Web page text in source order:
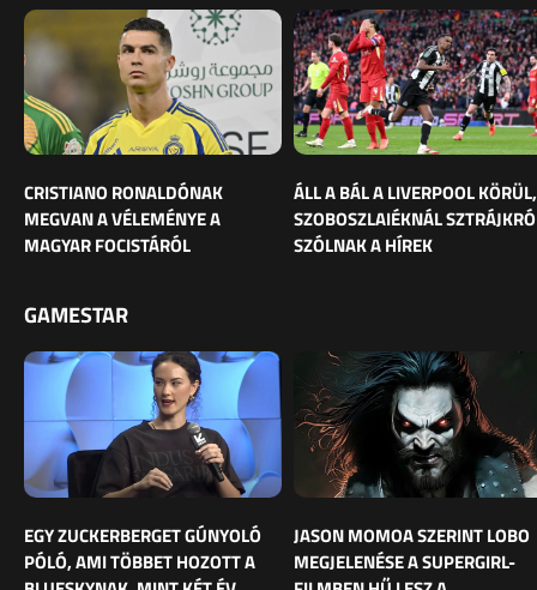
CRISTIANO RONALDÓNAK
MEGVAN A VÉLEMÉNYE A
MAGYAR FOCISTÁRÓL
ÁLL A BÁL A LIVERPOOL KÖRÜL,
SZOBOSZLAIÉKNÁL
SZÓLNAK A HÍREK
GAMESTAR
EGY ZUCKERBERGET GÚNYOLÓ
PÓLÓ, AMI TÖBBET HOZOTT A
JASON MOMOA SZERINT LOBO
MEGJELENÉSE A SUPERGIRL-